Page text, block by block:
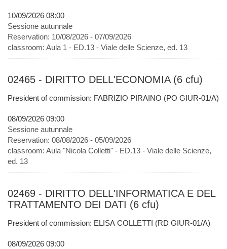
10/09/2026 08:00
Sessione autunnale
Reservation: 10/08/2026 - 07/09/2026
classroom: Aula 1 - ED.13 - Viale delle Scienze, ed. 13
02465 - DIRITTO DELL'ECONOMIA (6 cfu)
President of commission: FABRIZIO PIRAINO (PO GIUR-01/A)
08/09/2026 09:00
Sessione autunnale
Reservation: 08/08/2026 - 05/09/2026
classroom: Aula "Nicola Colletti" - ED.13 - Viale delle Scienze,
ed. 13
02469 - DIRITTO DELL'INFORMATICA E DEL
TRATTAMENTO DEI DATI (6 cfu)
President of commission: ELISA COLLETTI (RD GIUR-01/A)
08/09/2026 09:00